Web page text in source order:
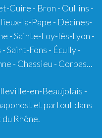
Cuire - Bron - Oullins -
la-Pape - Décines-
-Sainte-Foy-lès-Lyon -
-Saint-Fons - Écully-
- Chassieu - Corbas...
en-Beaujolais -
et partout dans
Rhône.